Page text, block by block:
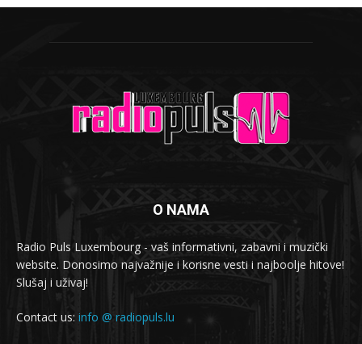
O NAMA
Radio Puls Luxembourg - vaš informativni, zabavni i muzički
website. Donosimo najvažnije i korisne vesti i najboolje hitove!
Slušaj i uživaj!
Contact us: info @ radiopuls.lu